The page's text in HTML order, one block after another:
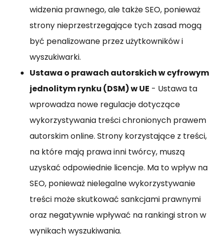
widzenia prawnego, ale także SEO, ponieważ
strony nieprzestrzegające tych zasad mogą
być penalizowane przez użytkowników i
wyszukiwarki.
Ustawa o prawach autorskich w cyfrowym
jednolitym rynku (DSM) w UE - Ustawa ta
wprowadza nowe regulacje dotyczące
wykorzystywania treści chronionych prawem
autorskim online. Strony korzystające z treści,
na które mają prawa inni twórcy, muszą
uzyskać odpowiednie licencje. Ma to wpływ na
SEO, ponieważ nielegalne wykorzystywanie
treści może skutkować sankcjami prawnymi
oraz negatywnie wpływać na rankingi stron w
wynikach wyszukiwania.